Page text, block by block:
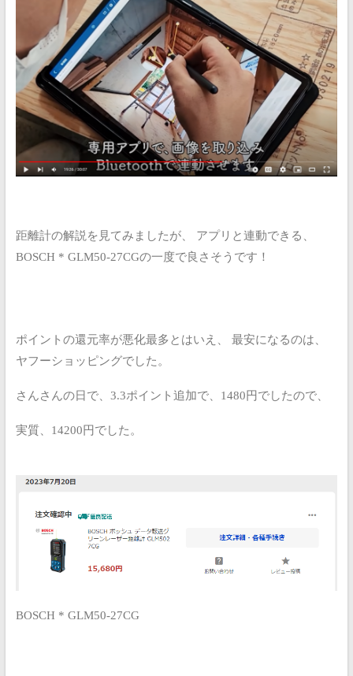
距離計の解説を見てみましたが、
アプリと連動できる、
BOSCH * GLM50-27CGの一度で良さそうです！
ポイントの還元率が悪化最多とはいえ、
最安になるのは、
ヤフーショッピングでした。
さんさんの日で、3.3ポイント追加で、1480円でしたので、
実質、14200円でした。
BOSCH * GLM50-27CG